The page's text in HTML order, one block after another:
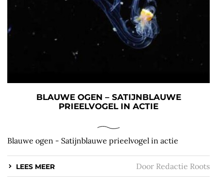
BLAUWE OGEN – SATIJNBLAUWE
PRIEELVOGEL IN ACTIE
Blauwe ogen - Satijnblauwe prieelvogel in actie
LEES MEER Door Redactie Roots